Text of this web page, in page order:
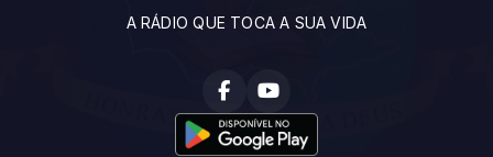
A RÁDIO QUE TOCA A SUA VIDA